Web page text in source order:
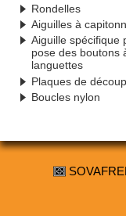
Rondelles
Aiguilles à
Aiguille spécifique
pose des boutons
languettes
Plaques de
Boucles nylon